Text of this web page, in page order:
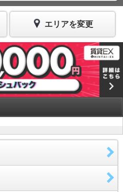
エリアを変更